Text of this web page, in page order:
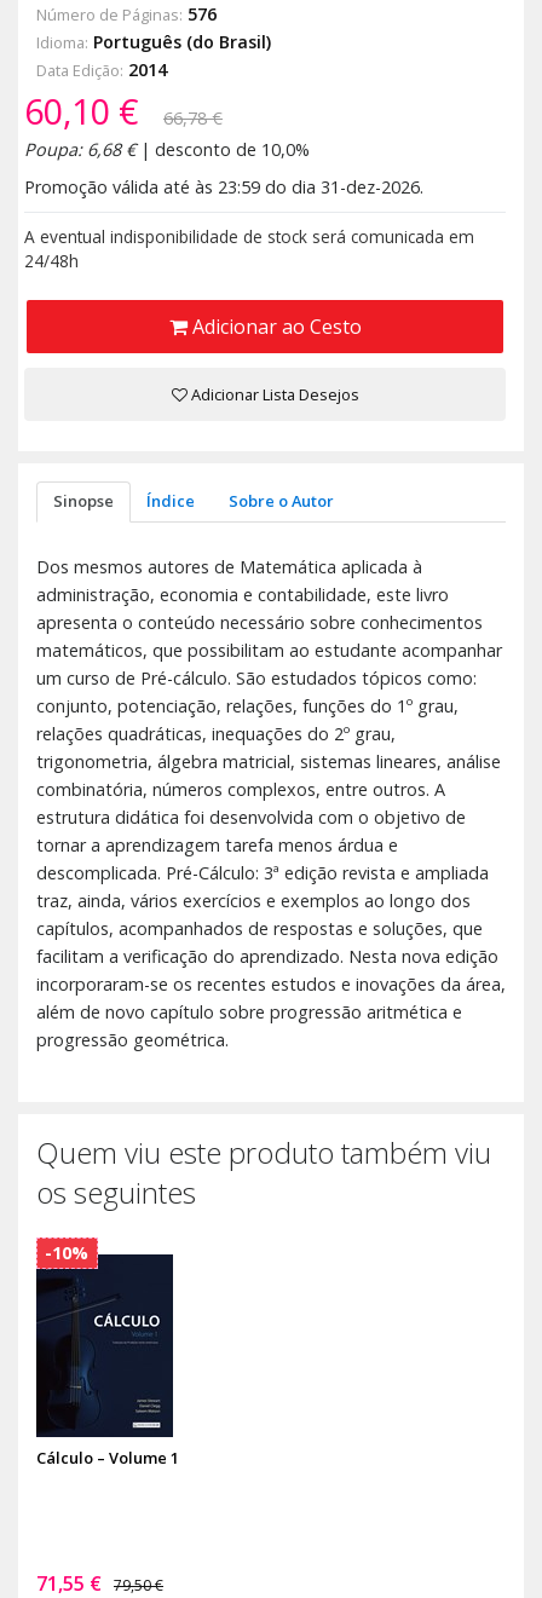
Número de Páginas: 576
Idioma: Português (do Brasil)
Data Edição: 2014
60,10 €
66,78 €
Poupa: 6,68 €| desconto de 10,0%
Promoção válida até às 23:59 do dia 31-dez-2026.
A eventual indisponibilidade de stock será comunicada em
24/48h
Adicionar ao Cesto
Adicionar Lista Desejos
Sinopse Índice Sobre o Autor
Dos mesmos autores de Matemática aplicada à
administração, economia e contabilidade, este livro
apresenta o conteúdo necessário sobre conhecimentos
matemáticos, que possibilitam ao estudante acompanhar
um curso de Pré-cálculo. São estudados tópicos como:
conjunto, potenciação, relações, funções do 1º grau,
relações quadráticas, inequações do 2º grau,
trigonometria, álgebra matricial, sistemas lineares, análise
combinatória, números complexos, entre outros. A
estrutura didática foi desenvolvida com o objetivo de
tornar a aprendizagem tarefa menos árdua e
descomplicada. Pré-Cálculo: 3ª edição revista e ampliada
traz, ainda, vários exercícios e exemplos ao longo dos
capítulos, acompanhados de respostas e soluções, que
facilitam a verificação do aprendizado. Nesta nova edição
incorporaram-se os recentes estudos e inovações da área,
além de novo capítulo sobre progressão aritmética e
progressão geométrica.
Quem viu este produto também viu
os seguintes
Cálculo – Volume 1
71,55 € 79,50 €
-10%